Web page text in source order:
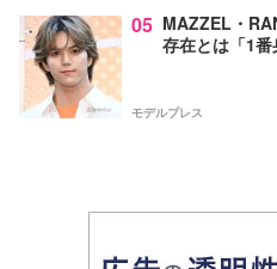
05 MAZZEL・
存在とは「1番
モデルプレス